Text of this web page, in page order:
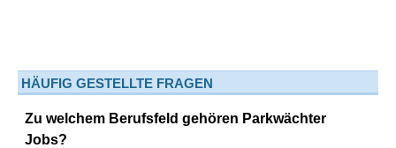
HÄUFIG GESTELLTE FRAGEN
Zu welchem Berufsfeld gehören Parkwächter
Jobs?